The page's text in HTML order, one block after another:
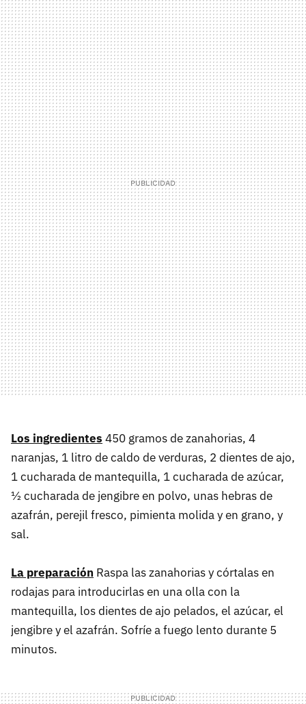
Los ingredientes 450 gramos de zanahorias, 4
naranjas, 1 litro de caldo de verduras, 2 dientes de ajo,
1 cucharada de mantequilla, 1 cucharada de azúcar,
½ cucharada de jengibre en polvo, unas hebras de
azafrán, perejil fresco, pimienta molida y en grano, y
sal.
La preparación Raspa las zanahorias y córtalas en
rodajas para introducirlas en una olla con la
mantequilla, los dientes de ajo pelados, el azúcar, el
jengibre y el azafrán. Sofríe a fuego lento durante 5
minutos.